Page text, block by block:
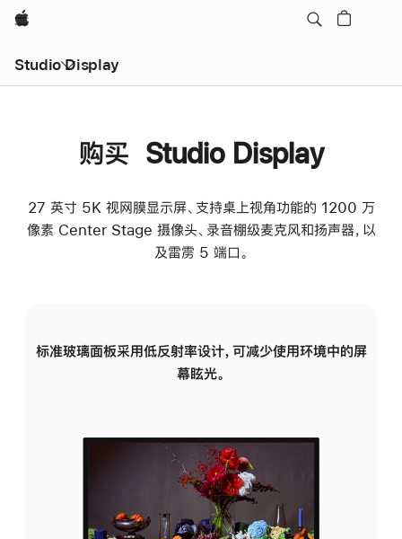
Apple
Studio Display
购买 Studio Display
27 英寸 5K 视网膜显示屏、支持桌上视角功能的 1200 万
像素 Center Stage 摄像头、录音棚级麦克风和扬声器，以
及雷雳 5 端口。
标准玻璃面板采用低反射率设计，可减少使用环境中的屏
幕眩光。